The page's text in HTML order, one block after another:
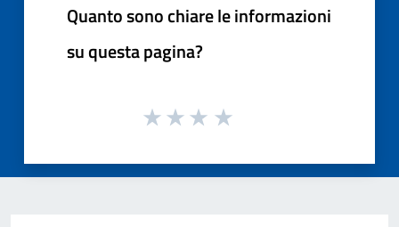
Quanto sono chiare le informazioni
su questa pagina?